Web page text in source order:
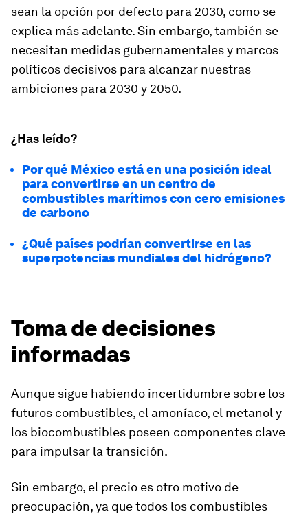
sean la opción por defecto para 2030, como se
explica más adelante. Sin embargo, también se
necesitan medidas gubernamentales y marcos
políticos decisivos para alcanzar nuestras
ambiciones para 2030 y 2050.
¿Has leído?
Por qué México está en una posición ideal
para convertirse en un centro de
combustibles marítimos con cero emisiones
de carbono
¿Qué países podrían convertirse en las
superpotencias mundiales del hidrógeno?
Toma de decisiones
informadas
Aunque sigue habiendo incertidumbre sobre los
futuros combustibles, el amoníaco, el metanol y
los biocombustibles poseen componentes clave
para impulsar la transición.
Sin embargo, el precio es otro motivo de
preocupación, ya que todos los combustibles